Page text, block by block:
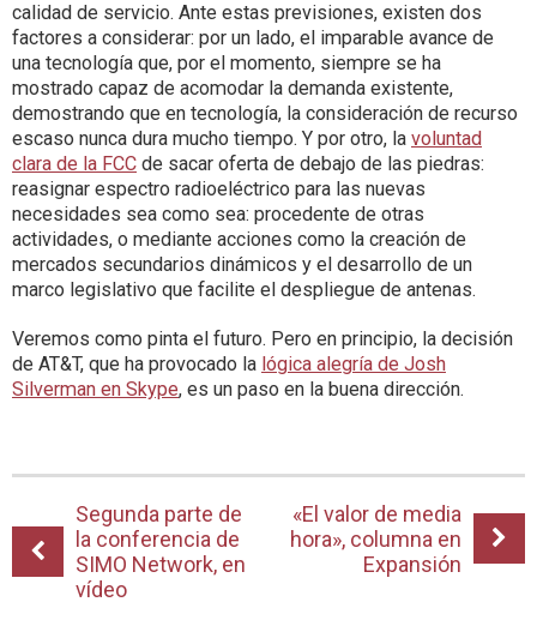
calidad de servicio. Ante estas previsiones, existen dos
factores a considerar: por un lado, el imparable avance de
una tecnología que, por el momento, siempre se ha
mostrado capaz de acomodar la demanda existente,
demostrando que en tecnología, la consideración de recurso
escaso nunca dura mucho tiempo. Y por otro, la voluntad
clara de la FCC de sacar oferta de debajo de las piedras:
reasignar espectro radioeléctrico para las nuevas
necesidades sea como sea: procedente de otras
actividades, o mediante acciones como la creación de
mercados secundarios dinámicos y el desarrollo de un
marco legislativo que facilite el despliegue de antenas.
Veremos como pinta el futuro. Pero en principio, la decisión
de AT&T, que ha provocado la lógica alegría de Josh
Silverman en Skype, es un paso en la buena dirección.
Segunda parte de
la conferencia de
SIMO Network, en
vídeo
«El valor de media
hora», columna en
Expansión